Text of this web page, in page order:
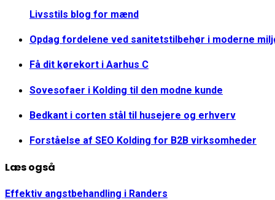
Livsstils blog for mænd
Opdag fordelene ved sanitetstilbehør i moderne
Få dit kørekort i Aarhus C
Sovesofaer i Kolding til den modne kunde
Bedkant i corten stål til husejere og erhverv
Forståelse af SEO Kolding for B2B virksomheder
Læs også
Effektiv angstbehandling i Randers